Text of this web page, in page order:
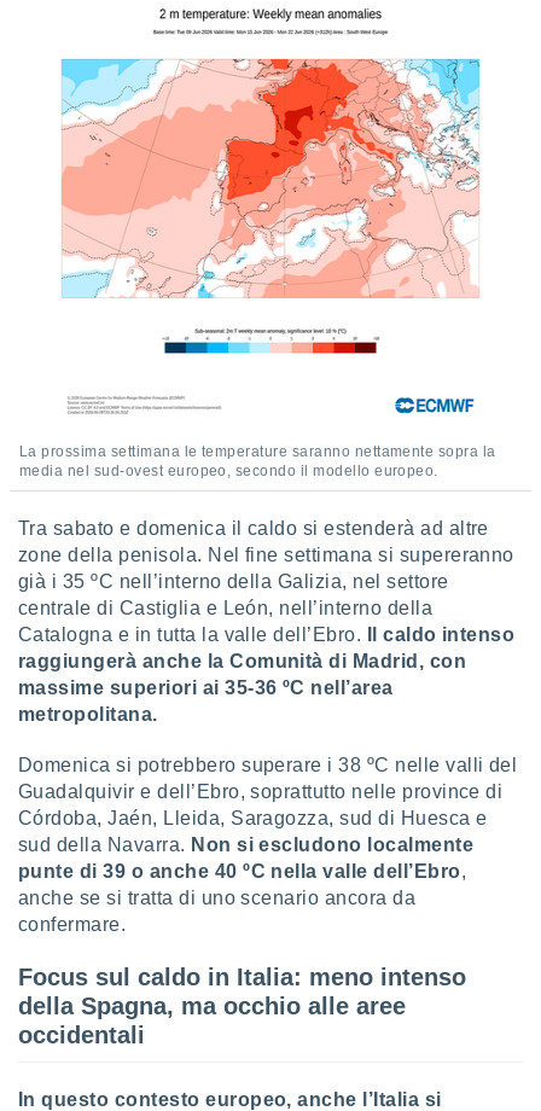
la
del
delle
dei
e degli
nostri
La prossima settimana le temperature saranno nettamente sopra la
media nel sud-ovest europeo, secondo il modello europeo.
Tra sabato e domenica il caldo si estenderà ad altre
zone della penisola. Nel fine settimana si supereranno
già i 35 ºC nell’interno della Galizia, nel settore
centrale di Castiglia e León, nell’interno della
Catalogna e in tutta la valle dell’Ebro.
Il caldo intenso
raggiungerà anche la Comunità di Madrid, con
massime superiori ai 35-36 ºC nell’area
metropolitana.
Domenica si potrebbero superare i 38 ºC nelle valli del
Guadalquivir e dell’Ebro, soprattutto nelle province di
Córdoba, Jaén, Lleida, Saragozza, sud di Huesca e
sud della Navarra. Non si escludono localmente
punte di 39 o anche 40 ºC nella valle dell’Ebro,
anche se si tratta di uno scenario ancora da
confermare.
Focus sul caldo in Italia: meno intenso
della Spagna, ma occhio alle aree
occidentali
In questo contesto europeo, anche l’Italia si